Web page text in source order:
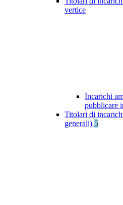
vertice
Incarichi
pubblicare
Titolari di
generali) 5